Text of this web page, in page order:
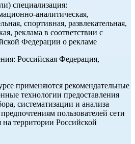
специализация:
аналитическая,
спортивная, развлекательная,
реклама в соответствии с
Федерации о рекламе
Российская Федерация,
применяются рекомендательные
технологии предоставления
систематизации и анализа
пользователей сети
территории Российской